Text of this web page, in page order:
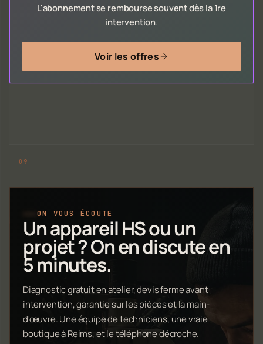
L'abonnement se rembourse souvent dès la 1re
intervention
Voir les offres
ON VOUS ÉCOUTE
Un appareil HS ou un
projet ? On en discute en
5 minutes.
Diagnostic gratuit en atelier, devis ferme avant
intervention, garantie sur les pièces et la main-
d'œuvre. Une équipe de techniciens, une vraie
boutique à Reims, et le téléphone décroche.